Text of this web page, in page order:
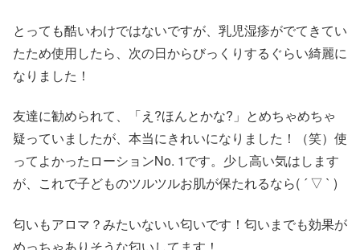
とっても酷いわけではないですが、乳児湿疹がでてきてい
たため使用したら、次の日からびっくりするぐらい綺麗に
なりました！
友達に勧められて、「え?ほんとかな?」とめちゃめちゃ
疑っていましたが、本当にきれいになりました！（笑）使
ってよかったローションNo. 1です。少し高い気はします
が、これで子どものツルツルお肌が保たれるなら( ´ ▽ ` )
匂いもアロマ？みたいないい匂いです！匂いまでも効果が
めっちゃありそうな匂いしてます！